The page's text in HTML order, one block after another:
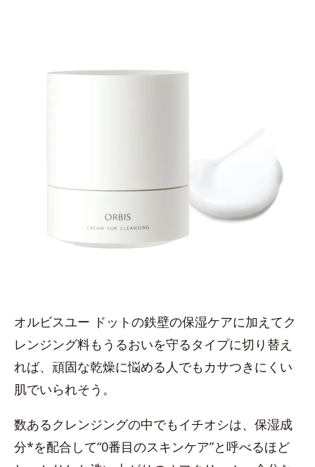
オルビスユー ドットの鉄壁の保湿ケアに加えてク
レンジング料もうるおいを守るタイプに切り替え
れば、頑固な乾燥に悩める人でもカサつきにくい
肌でいられそう。
数あるクレンジングの中でもイチオシは、保湿成
分*を配合して“0番目のスキンケア”と呼べるほど